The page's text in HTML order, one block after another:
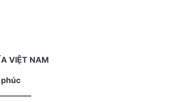
VIỆT NAM